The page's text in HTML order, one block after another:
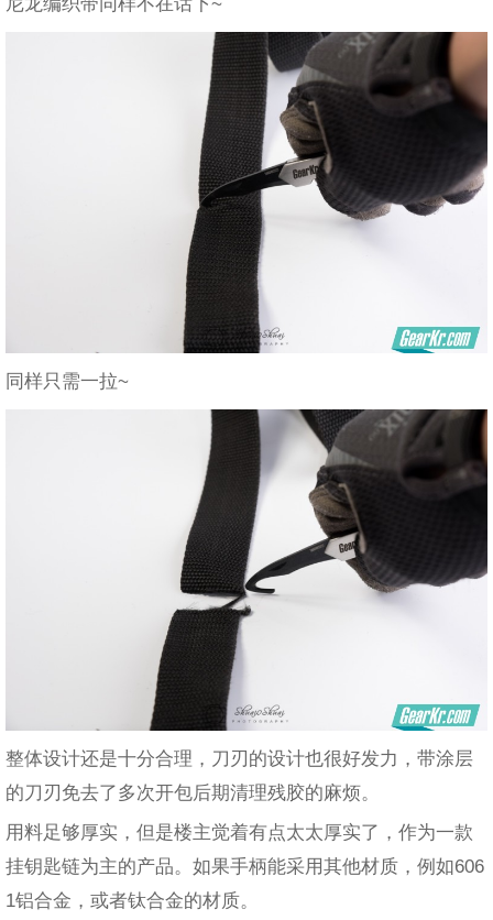
同样只需一拉~
整体设计还是十分合理，刀刃的设计也很好发力，带涂层
的刀刃免去了多次开包后期清理残胶的麻烦。
用料足够厚实，但是楼主觉着有点太太厚实了，作为一款
挂钥匙链为主的产品。如果手柄能采用其他材质，例如606
1铝合金，或者钛合金的材质。